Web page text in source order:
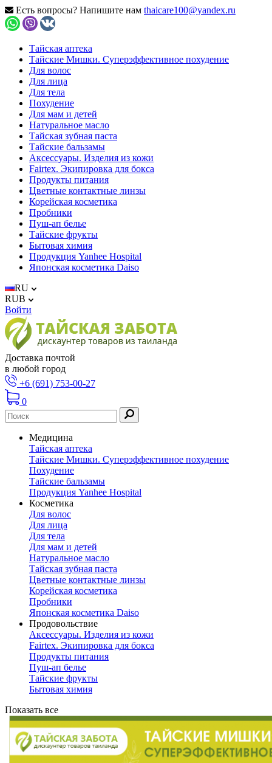
Есть вопросы? Напишите нам thaicare100@yandex.ru
Тайская аптека
Тайские Мишки. Суперэффективное похудение
Для волос
Для лица
Для тела
Похудение
Для мам и детей
Натуральное масло
Тайская зубная паста
Тайские бальзамы
Аксессуары. Изделия из кожи
Fairtex. Экипировка для бокса
Продукты питания
Цветные контактные линзы
Корейская косметика
Пробники
Пуш-ап белье
Тайские фрукты
Бытовая химия
Продукция Yanhee Hospital
Японская косметика Daiso
RU
RUB
Войти
Доставка почтой
в любой город
+6 (691) 753-00-27
0
Медицина
Тайская аптека
Тайские Мишки. Суперэффективное похудение
Похудение
Тайские бальзамы
Продукция Yanhee Hospital
Косметика
Для волос
Для лица
Для тела
Для мам и детей
Натуральное масло
Тайская зубная паста
Цветные контактные линзы
Корейская косметика
Пробники
Японская косметика Daiso
Продовольствие
Аксессуары. Изделия из кожи
Fairtex. Экипировка для бокса
Продукты питания
Пуш-ап белье
Тайские фрукты
Бытовая химия
Показать все